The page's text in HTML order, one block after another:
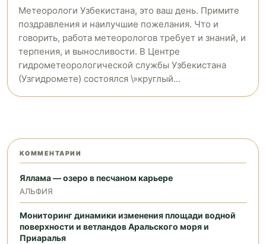
Метеорологи Узбекистана, это ваш день. Примите
поздравления и наилучшие пожелания. Что и
говорить, работа метеорологов требует и знаний, и
терпения, и выносливости. В Центре
гидрометеорологической службы Узбекистана
(Узгидромете) состоялся \»круглый...
КОММЕНТАРИИ
Яллама — озеро в песчаном карьере
АЛЬФИЯ
Мониторинг динамики изменения площади водной
поверхности и ветландов Аральского моря и
Приаралья